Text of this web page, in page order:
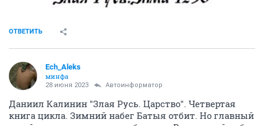
ОТВЕТИТЬ
Ech_Aleks
минфа
28 июня 2023 Автоинформатор
Даниил Калинин "Злая Русь. Царство". Четвертая
книга цикла. Зимний набег Батыя отбит. Но главный